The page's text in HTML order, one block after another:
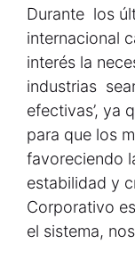
Durante los
internacional
interés la
industrias
efectivas’, ya
para que los
favoreciendo
estabilidad y
Corporativo
el sistema,